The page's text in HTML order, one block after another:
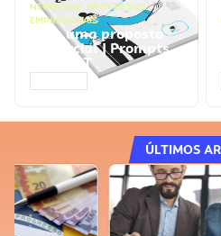
NEGÓCIOS, PROCESSOS
EMPRESARIAIS
Faça uma proposta
comercial | Prompts
ChatGPT
ÚLTIMOS